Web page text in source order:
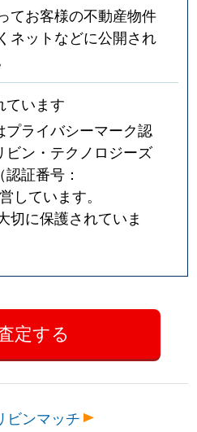
てお客様の不動産物件
ネットなどに公開され
ています
プライバシーマーク認
ビン・テクノロジーズ
証番号：
しています。
切に保護されていま
ビンマッチ